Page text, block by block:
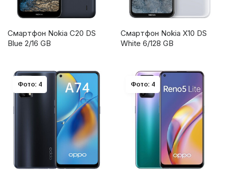
Смартфон Nokia C20 DS
Blue 2/16 GB
Смартфон Nokia X10 DS
White 6/128 GB
Фото: 4 Фото: 4